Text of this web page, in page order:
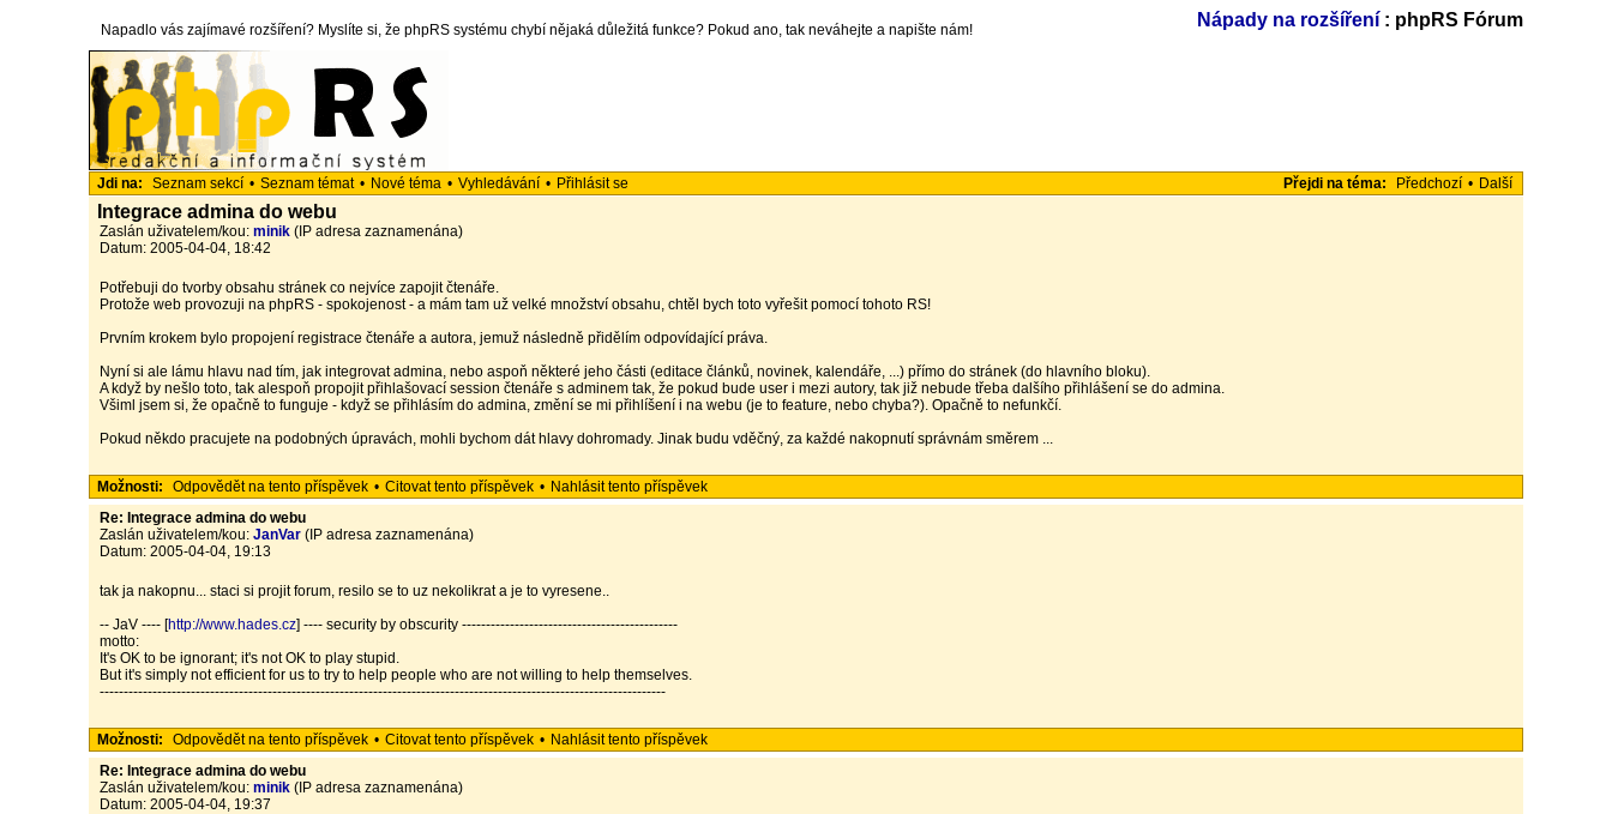
Nápady na rozšíření: phpRS Fórum
Napadlo vás zajímavé rozšíření? Myslíte si, že phpRS systému chybí nějaká důležitá funkce? Pokud ano, tak neváhejte a napište nám!
Přejdi na téma: Předchozí • Další
Jdi na: Seznam sekcí • Seznam témat • Nové téma • Vyhledávání • Přihlásit se
Integrace admina do webu
Zaslán uživatelem/kou:minik (IP adresa zaznamenána)
Datum: 2005-04-04, 18:42
Potřebuji do tvorby obsahu stránek co nejvíce zapojit čtenáře.
Protože web provozuji na phpRS - spokojenost - a mám tam už velké množství obsahu, chtěl bych toto vyřešit pomocí tohoto RS!
Prvním krokem bylo propojení registrace čtenáře a autora, jemuž následně přidělím odpovídající práva.
Nyní si ale lámu hlavu nad tím, jak integrovat admina, nebo aspoň některé jeho části (editace článků, novinek, kalendáře, ...) přímo do stránek (do hlavního bloku).
A když by nešlo toto, tak alespoň propojit přihlašovací session čtenáře s adminem tak, že pokud bude user i mezi autory, tak již nebude třeba dalšího přihlášení se do admina.
Všiml jsem si, že opačně to funguje - když se přihlásím do admina, změní se mi přihlíšení i na webu (je to feature, nebo chyba?). Opačně to nefunkčí.
Pokud někdo pracujete na podobných úpravách, mohli bychom dát hlavy dohromady. Jinak budu vděčný, za každé nakopnutí správnám směrem ...
Možnosti: Odpovědět na tento příspěvek • Citovat tento příspěvek • Nahlásit tento příspěvek
Re: Integrace admina do webu
Zaslán uživatelem/kou:JanVar (IP adresa zaznamenána)
Datum: 2005-04-04, 19:13
tak ja nakopnu... staci si projit forum, resilo se to uz nekolikrat a je to vyresene..
-- JaV ---- [http://www.hades.cz] ---- security by obscurity ---------------------------------------------
motto:
It's OK to be ignorant; it's not OK to play stupid.
But it's simply not efficient for us to try to help people who are not willing to help themselves.
----------------------------------------------------------------------------------------------------------------------
Možnosti: Odpovědět na tento příspěvek • Citovat tento příspěvek • Nahlásit tento příspěvek
Re: Integrace admina do webu
Zaslán uživatelem/kou:minik (IP adresa zaznamenána)
Datum: 2005-04-04, 19:37